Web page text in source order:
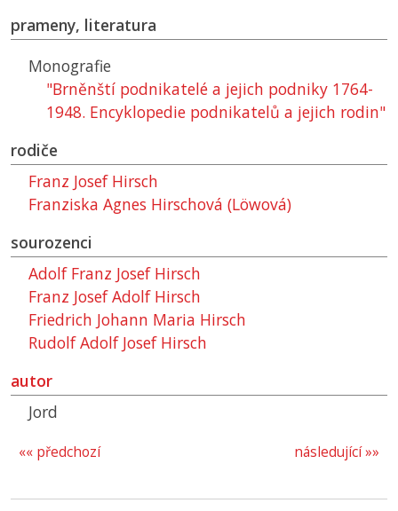
prameny, literatura
Monografie
"Brněnští podnikatelé a jejich podniky 1764-
1948. Encyklopedie podnikatelů a jejich rodin"
rodiče
Franz Josef Hirsch
Franziska Agnes Hirschová (Löwová)
sourozenci
Adolf Franz Josef Hirsch
Franz Josef Adolf Hirsch
Friedrich Johann Maria Hirsch
Rudolf Adolf Josef Hirsch
autor
Jord
následující »»
«« předchozí